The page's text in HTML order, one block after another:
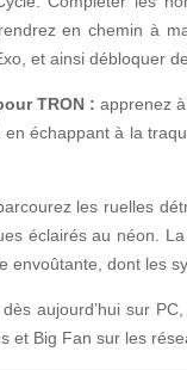
en chemin à
et ainsi débloquer
TRON : apprenez
échappant à la
les ruelles
éclairés au néon.
envoûtante, dont les
aujourd’hui sur
et Big Fan sur les